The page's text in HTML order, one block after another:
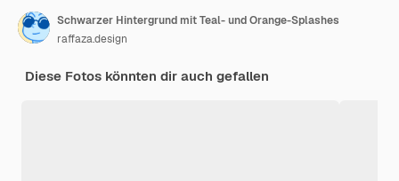
Schwarzer Hintergrund mit Teal- und Orange-Splashes
raffaza.design
Diese Fotos könnten dir auch gefallen